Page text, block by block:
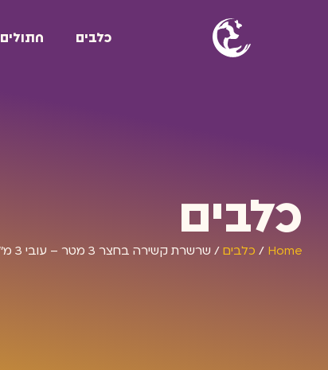
כלבים חתולים
כלבים
Home
/ כלבים / שרשרת קשירה בחצר 3 מטר – עובי 3 מ’’מ